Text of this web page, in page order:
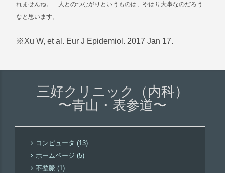
れませんね。 人とのつながりというものは、やはり大事なのだろう
なと思います。
※Xu W, et al. Eur J Epidemiol. 2017 Jan 17.
三好クリニック（内科）
〜青山・表参道〜
コンピュータ (13)
ホームページ (5)
不整脈 (1)